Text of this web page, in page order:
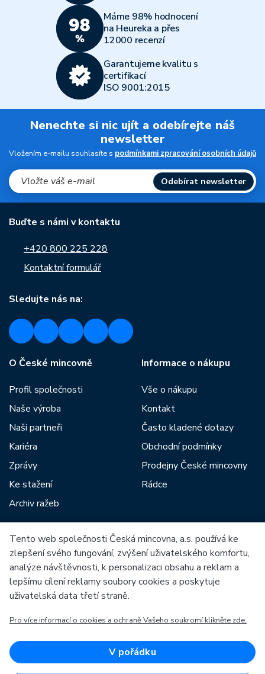
Máme 98% hodnocení
na Heureka a přes
12000 recenzí
Garantujeme kvalitu s
certifikací
ISO 9001:2015
Nenechte si nic ujít a odebírejte náš
newsletter
Vložením e-mailu souhlasíte s podmínkami zpracování osobních údajů
Odebírat newsletter
Buďte s námi v kontaktu
+420 800 225 228
Kontaktní formulář
Sledujte nás na:
O České mincovně
Profil společnosti
Naše výroba
Naši partneři
Kariéra
Zprávy
Ke stažení
Archiv ražeb
Informace o nákupu
Vše o nákupu
Kontakt
Často kladené dotazy
Obchodní podmínky
Prodejny České mincovny
Rádce
Mezi naše partnery patří:
Evropská unie
OP Podnikání a inovace pro konkurenceschopnost
Evropský fond pro regionální rozvoj
Tento web společnosti Česká mincovna, a.s. používá ke
zlepšení svého fungování, zvýšení uživatelského komfortu,
analýze návštěvnosti, k personalizaci obsahu a reklam a
lepšímu cílení reklamy soubory cookies a poskytuje
uživatelská data třetí straně.
Pro více informací o cookies a ochraně Vašeho soukromí klikněte zde.
V pořádku